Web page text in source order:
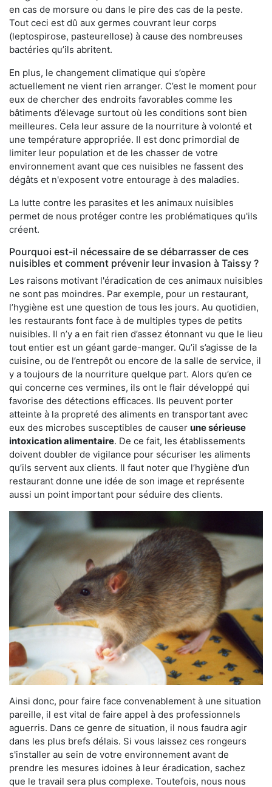
en cas de morsure ou dans le pire des cas de la peste.
Tout ceci est dû aux germes couvrant leur corps
(leptospirose, pasteurellose) à cause des nombreuses
bactéries qu’ils abritent.
En plus, le changement climatique qui s’opère
actuellement ne vient rien arranger. C’est le moment pour
eux de chercher des endroits favorables comme les
bâtiments d’élevage surtout où les conditions sont bien
meilleures. Cela leur assure de la nourriture à volonté et
une température appropriée. Il est donc primordial de
limiter leur population et de les chasser de votre
environnement avant que ces nuisibles ne fassent des
dégâts et n'exposent votre entourage à des maladies.
La lutte contre les parasites et les animaux nuisibles
permet de nous protéger contre les problématiques qu'ils
créent.
Pourquoi est-il nécessaire de se débarrasser de ces
nuisibles et comment prévenir leur invasion à Taissy ?
Les raisons motivant l'éradication de ces animaux nuisibles
ne sont pas moindres. Par exemple, pour un restaurant,
l’hygiène est une question de tous les jours. Au quotidien,
les restaurants font face à de multiples types de petits
nuisibles. Il n’y a en fait rien d’assez étonnant vu que le lieu
tout entier est un géant garde-manger. Qu’il s’agisse de la
cuisine, ou de l’entrepôt ou encore de la salle de service, il
y a toujours de la nourriture quelque part. Alors qu’en ce
qui concerne ces vermines, ils ont le flair développé qui
favorise des détections efficaces. Ils peuvent porter
atteinte à la propreté des aliments en transportant avec
eux des microbes susceptibles de causer une sérieuse
intoxication alimentaire. De ce fait, les établissements
doivent doubler de vigilance pour sécuriser les aliments
qu’ils servent aux clients. Il faut noter que l’hygiène d’un
restaurant donne une idée de son image et représente
aussi un point important pour séduire des clients.
Ainsi donc, pour faire face convenablement à une situation
pareille, il est vital de faire appel à des professionnels
aguerris. Dans ce genre de situation, il nous faudra agir
dans les plus brefs délais. Si vous laissez ces rongeurs
s'installer au sein de votre environnement avant de
prendre les mesures idoines à leur éradication, sachez
que le travail sera plus complexe. Toutefois, nous nous